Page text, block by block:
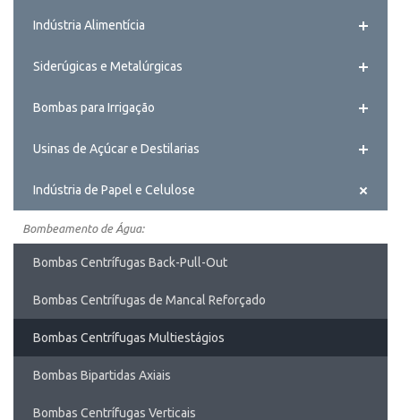
Indústria Alimentícia
Siderúgicas e Metalúrgicas
Bombas para Irrigação
Usinas de Açúcar e Destilarias
Indústria de Papel e Celulose
Bombeamento de Água:
Bombas Centrífugas Back-Pull-Out
Bombas Centrífugas de Mancal Reforçado
Bombas Centrífugas Multiestágios
Bombas Bipartidas Axiais
Bombas Centrífugas Verticais